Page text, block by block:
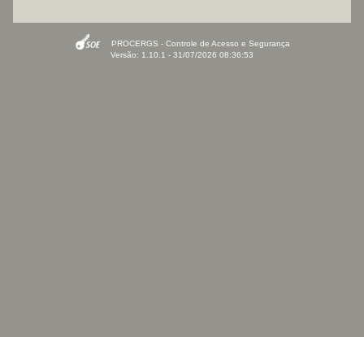
PROCERGS - Controle de Acesso e Segurança
Versão: 1.10.1 - 31/07/2026 08:36:53